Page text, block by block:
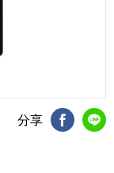
分享
FB分享